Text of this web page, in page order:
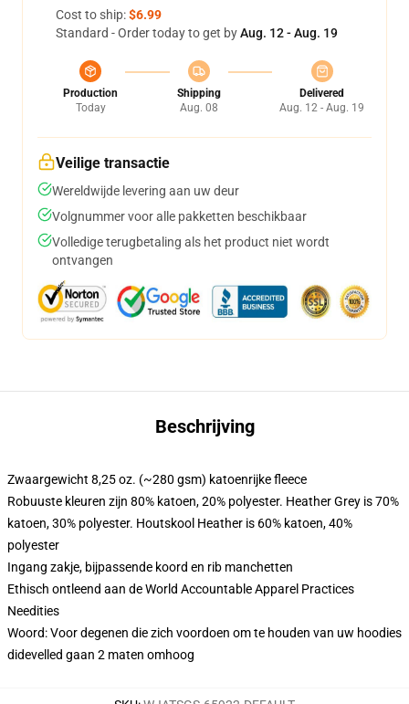
Cost to ship:$6.99
Standard - Order today to get byAug. 12 - Aug. 19
Production
Today
Shipping
Aug. 08
Delivered
Aug. 12 - Aug. 19
Veilige transactie
Wereldwijde levering aan uw deur
Volgnummer voor alle pakketten beschikbaar
Volledige terugbetaling als het product niet wordt
ontvangen
Beschrijving
Zwaargewicht 8,25 oz. (~280 gsm) katoenrijke fleece
Robuuste kleuren zijn 80% katoen, 20% polyester. Heather Grey is 70%
katoen, 30% polyester. Houtskool Heather is 60% katoen, 40%
polyester
Ingang zakje, bijpassende koord en rib manchetten
Ethisch ontleend aan de World Accountable Apparel Practices
Needities
Woord: Voor degenen die zich voordoen om te houden van uw hoodies
didevelled gaan 2 maten omhoog